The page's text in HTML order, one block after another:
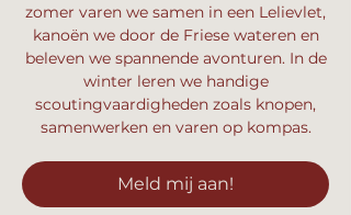
zomer varen we samen in een Lelievlet,
kanoën we door de Friese wateren en
beleven we spannende avonturen. In de
winter leren we handige
scoutingvaardigheden zoals knopen,
samenwerken en varen op kompas.
Meld mij aan!